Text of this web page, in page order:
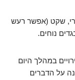
שקט (אפשר רעש
נוחים.
במהלך היום
על הדברים